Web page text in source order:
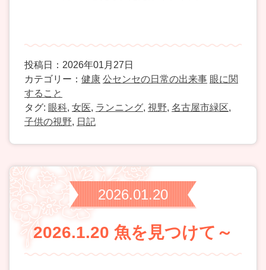
投稿日：2026年01月27日
カテゴリー： 健康 公センセの日常の出来事 眼に関
すること
タグ: 眼科, 女医, ランニング, 視野, 名古屋市緑区,
子供の視野, 日記
2026.01.20
2026.1.20 魚を見つけて～